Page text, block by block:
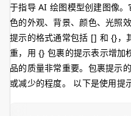
于指导 AI 绘图模型创建图像
色的外观、背景、颜色、光照
提示的格式通常包括 [] 和 {}，
重，用 {} 包裹的提示表示增
品的质量非常重要。包裹提示
或减少的程度。 以下是使用提